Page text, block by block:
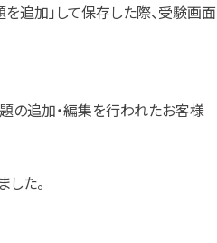
を追加」して保存した際、受験画面
の追加・編集を行われたお客様
た。